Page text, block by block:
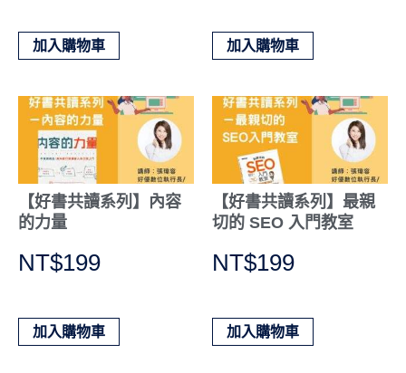
加入購物車 加入購物車
【好書共讀系列】內容
的力量
NT$199
加入購物車
【好書共讀系列】最親
切的 SEO 入門教室
NT$199
加入購物車